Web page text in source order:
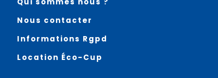
Nous contacter
Informations Rgpd
Location Éco-Cup